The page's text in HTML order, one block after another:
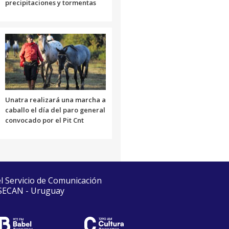
precipitaciones y tormentas
Unatra realizará una marcha a
caballo el día del paro general
convocado por el Pit Cnt
de Comunicación
- Uruguay